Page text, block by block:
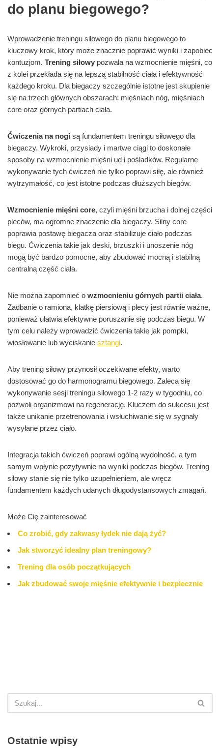
do planu biegowego?
Wprowadzenie treningu siłowego do planu biegowego to
kluczowy krok, który może znacznie poprawić wyniki i zapobiec
kontuzjom. Trening siłowy pozwala na wzmocnienie mięśni, co
z kolei przekłada się na lepszą stabilność ciała i efektywność
każdego kroku. Dla biegaczy szczególnie istotne jest skupienie
się na trzech głównych obszarach: mięśniach nóg, mięśniach
core oraz górnych partiach ciała.
Ćwiczenia na nogi są fundamentem treningu siłowego dla
biegaczy. Wykroki, przysiady i martwe ciągi to doskonałe
sposoby na wzmocnienie mięśni ud i pośladków. Regularne
wykonywanie tych ćwiczeń nie tylko poprawi siłę, ale również
wytrzymałość, co jest istotne podczas dłuższych biegów.
Wzmocnienie mięśni core, czyli mięśni brzucha i dolnej części
pleców, ma ogromne znaczenie dla biegaczy. Silny core
poprawia postawę biegacza oraz stabilizuje ciało podczas
biegu. Ćwiczenia takie jak deski, brzuszki i unoszenie nóg
mogą być bardzo pomocne, aby zbudować mocną i stabilną
centralną część ciała.
Nie można zapomnieć o wzmocnieniu górnych partii ciała.
Zadbanie o ramiona, klatkę piersiową i plecy jest równie ważne,
ponieważ ułatwia efektywne poruszanie się podczas biegu. W
tym celu należy wprowadzić ćwiczenia takie jak pompki,
wiosłowanie lub wyciskanie sztangi.
Aby trening siłowy przynosił oczekiwane efekty, warto
dostosować go do harmonogramu biegowego. Zaleca się
wykonywanie sesji treningu siłowego 1-2 razy w tygodniu, co
pozwoli organizmowi na regenerację. Kluczem do sukcesu jest
także unikanie przetrenowania i wsłuchiwanie się w sygnały
wysyłane przez ciało.
Integracja takich ćwiczeń poprawi ogólną wydolność, a tym
samym wpłynie pozytywnie na wyniki podczas biegów. Trening
siłowy stanie się nie tylko uzupełnieniem, ale wręcz
fundamentem każdych udanych długodystansowych zmagań.
Może Cię zainteresować
Co zrobić, gdy zakwasy łydek nie dają żyć?
Jak stworzyć idealny plan treningowy?
Trening dla osób początkujących
Jak zbudować swoje mięśnie efektywnie i bezpiecznie
Ostatnie wpisy